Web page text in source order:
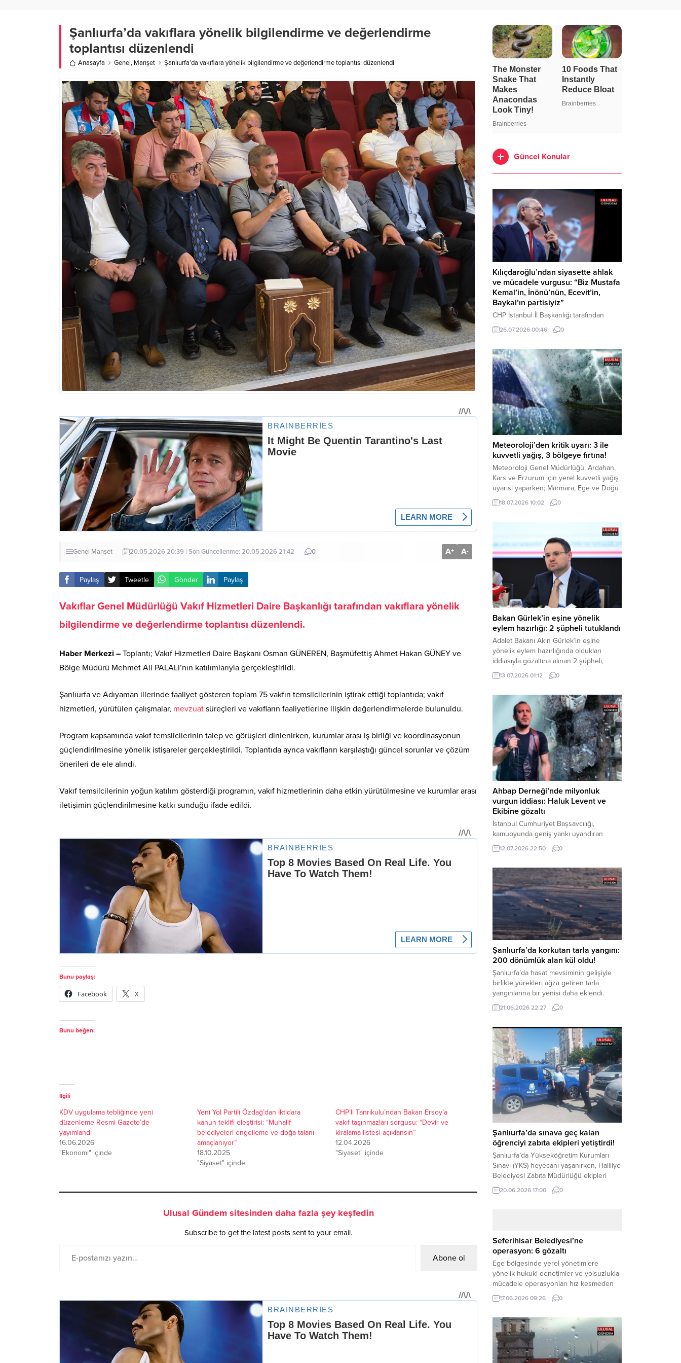
Şanlıurfa’da vakıflara yönelik bilgilendirme ve değerlendirme
toplantısı düzenlendi
Anasayfa Genel, Manşet Şanlıurfa’da vakıflara yönelik bilgilendirme ve değerlendirme toplantısı düzenlendi
Genel Manşet 20.05.2026 20:39 | Son Güncellenme: 20.05.2026 21:42 0 A+ A-
Paylaş Tweetle Gönder Paylaş
Vakıflar Genel Müdürlüğü Vakıf Hizmetleri Daire Başkanlığı tarafından vakıflara yönelik
bilgilendirme ve değerlendirme toplantısı düzenlendi.
Haber Merkezi – Toplantı; Vakıf Hizmetleri Daire Başkanı Osman GÜNEREN, Başmüfettiş Ahmet Hakan GÜNEY ve
Bölge Müdürü Mehmet Ali PALALI’nın katılımlarıyla gerçekleştirildi.
Şanlıurfa ve Adıyaman illerinde faaliyet gösteren toplam 75 vakfın temsilcilerinin iştirak ettiği toplantıda; vakıf
hizmetleri, yürütülen çalışmalar, mevzuat süreçleri ve vakıfların faaliyetlerine ilişkin değerlendirmelerde bulunuldu.
Program kapsamında vakıf temsilcilerinin talep ve görüşleri dinlenirken, kurumlar arası iş birliği ve koordinasyonun
güçlendirilmesine yönelik istişareler gerçekleştirildi. Toplantıda ayrıca vakıfların karşılaştığı güncel sorunlar ve çözüm
önerileri de ele alındı.
Vakıf temsilcilerinin yoğun katılım gösterdiği programın, vakıf hizmetlerinin daha etkin yürütülmesine ve kurumlar arası
iletişimin güçlendirilmesine katkı sunduğu ifade edildi.
Bunu paylaş:
Facebook X
Bunu beğen:
İlgili
KDV uygulama tebliğinde yeni
düzenleme Resmi Gazete’de
yayımlandı
16.06.2026
"Ekonomi" içinde
Yeni Yol Partili Özdağ’dan İktidara
kanun teklifi eleştirisi: “Muhalif
belediyeleri engelleme ve doğa talanı
amaçlanıyor”
18.10.2025
"Siyaset" içinde
CHP’li Tanrıkulu’ndan Bakan Ersoy’a
vakıf taşınmazları sorgusu: “Devir ve
kiralama listesi açıklansın”
12.04.2026
"Siyaset" içinde
Ulusal Gündem sitesinden daha fazla şey keşfedin
Subscribe to get the latest posts sent to your email.
Abone ol
Güncel Konular
Kılıçdaroğlu’ndan siyasette ahlak
ve mücadele vurgusu: “Biz Mustafa
Kemal’in, İnönü’nün, Ecevit’in,
Baykal’ın partisiyiz”
CHP İstanbul İl Başkanlığı tarafından
düzenlenen Üye Katılım Töreni’nde
konuşan Kemal Kılıçdaroğlu; partinin
beşli çetelerle mücadeleden Aile
Destekleri Sigortası’na kadar birçok kritik
konuda sert ve net mesajlar verdi. Haber
Merkezi – CHP Genel Başkanı Kemal
Kılıçdaroğlu, Rauf Denktaş Kültür
Merkezi’nde gerçekleştirilen ve yeni
üyelere rozetlerinin takıldığı...
26.07.2026 00:46 0
Meteoroloji’den kritik uyarı: 3 ile
kuvvetli yağış, 3 bölgeye fırtına!
Meteoroloji Genel Müdürlüğü; Ardahan,
Kars ve Erzurum için yerel kuvvetli yağış
uyarısı yaparken; Marmara, Ege ve Doğu
Anadolu’nun belirli kesimlerinde ise
saatte 60 kilometre hıza ulaşabilecek
tedbirli olmaya çağırdı. Haber Merkezi –
Çevre, Şehircilik ve İklim Değişikliği
Bakanlığı Meteoroloji Genel Müdürlüğü,
ülke genelini kapsayan son hava...
18.07.2026 10:02 0
Bakan Gürlek’in eşine yönelik
eylem hazırlığı: 2 şüpheli tutuklandı
Adalet Bakanı Akın Gürlek’in eşine
yönelik eylem hazırlığında oldukları
iddiasıyla gözaltına alınan 2 şüpheli,
çıkarıldıkları mahkemece tutuklanarak
cezaevine gönderildi. Haber Merkezi –
tarafından yürütülen geniş kapsamlı
soruşturma çerçevesinde gözaltına
alınan şüphelilerin emniyetteki işlemleri
tamamlandı. Güvenlik birimlerindeki
sorgularının ardından yoğun güvenlik
önlemleri altında adliyeye sevk edilen
U.Y. ve...
13.07.2026 01:12 0
Ahbap Derneği’nde milyonluk
vurgun iddiası: Haluk Levent ve
Ekibine gözaltı
İstanbul Cumhuriyet Başsavcılığı,
kamuoyunda geniş yankı uyandıran
Ahbap Derneği’ne yönelik kapsamlı bir
soruşturma başlattığını ve Dernek
şüphelilerin gözaltına alındığını açıkladı.
Yürütülen tahkikatın “Dernekler
Kanunu’na muhalefet”, “suçtan
kaynaklanan mal varlığı değerlerini
aklama” ve “örgüt” suçlamaları
kapsamında derinleştirildiği bildirildi.
Haber Merkezi – Soruşturmanın
odağında, özellikle 6 Şubat...
12.07.2026 22:50 0
Şanlıurfa’da korkutan tarla yangını:
200 dönümlük alan kül oldu!
Şanlıurfa’da hasat mevsiminin gelişiyle
birlikte yürekleri ağza getiren tarla
yangınlarına bir yenisi daha eklendi.
Hilvan ilçesinde çıkan yangında, 50
dönümü biçilmemiş buğday olmak üzere
teslim olarak küle döndü. Haber Merkezi
– Yangın, Şanlıurfa’nın Hilvan ilçesine
bağlı Agilmuz köyünde meydana geldi.
Edinilen bilgilere göre, henüz
belirlenemeyen...
21.06.2026 22:27 0
Şanlıurfa’da sınava geç kalan
öğrenciyi zabıta ekipleri yetiştirdi!
Şanlıurfa’da Yükseköğretim Kurumları
Sınavı (YKS) heyecanı yaşanırken, Haliliye
Belediyesi Zabıta Müdürlüğü ekipleri
geleceğini belirleyecek sınava geç kalma
tehlikesiyle karşı karşıya kalan bir
yolunu tutan binlerce aday arasında,
sınav yerine zamanında ulaşamayan bir
öğrenci büyük bir panik yaşadı....
20.06.2026 17:00 0
Seferihisar Belediyesi’ne
operasyon: 6 gözaltı
Ege bölgesinde yerel yönetimlere
yönelik hukuki denetimler ve yolsuzlukla
mücadele operasyonları hız kesmeden
devam ediyor. İzmir’in turistik ilçelerinden
Seferihisar Belediyesi, sabah saatlerinde
operasyonuyla sarsıldı. Haber Merkezi –
İzmir Cumhuriyet Başsavcılığı
koordinesinde yürütülen geniş kapsamlı
yolsuzluk ve mali suçlar soruşturması
17.06.2026 09:26 0